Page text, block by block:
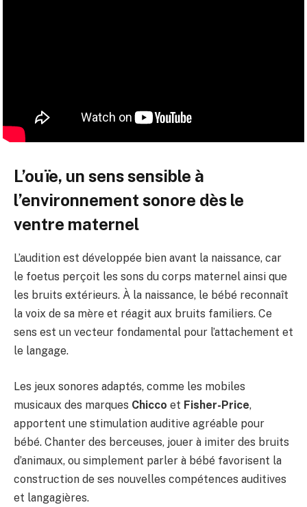
L’ouïe, un sens sensible à
l’environnement sonore dès le
ventre maternel
L’audition est développée bien avant la naissance, car
le foetus perçoit les sons du corps maternel ainsi que
les bruits extérieurs. À la naissance, le bébé reconnaît
la voix de sa mère et réagit aux bruits familiers. Ce
sens est un vecteur fondamental pour l’attachement et
le langage.
Les jeux sonores adaptés, comme les mobiles
musicaux des marques Chicco et Fisher-Price,
apportent une stimulation auditive agréable pour
bébé. Chanter des berceuses, jouer à imiter des bruits
d’animaux, ou simplement parler à bébé favorisent la
construction de ses nouvelles compétences auditives
et langagières.